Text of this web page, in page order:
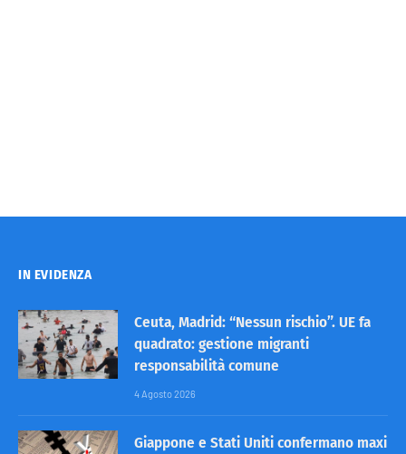
IN EVIDENZA
Ceuta, Madrid: “Nessun rischio”. UE fa
quadrato: gestione migranti
responsabilità comune
4 Agosto 2026
Giappone e Stati Uniti confermano maxi